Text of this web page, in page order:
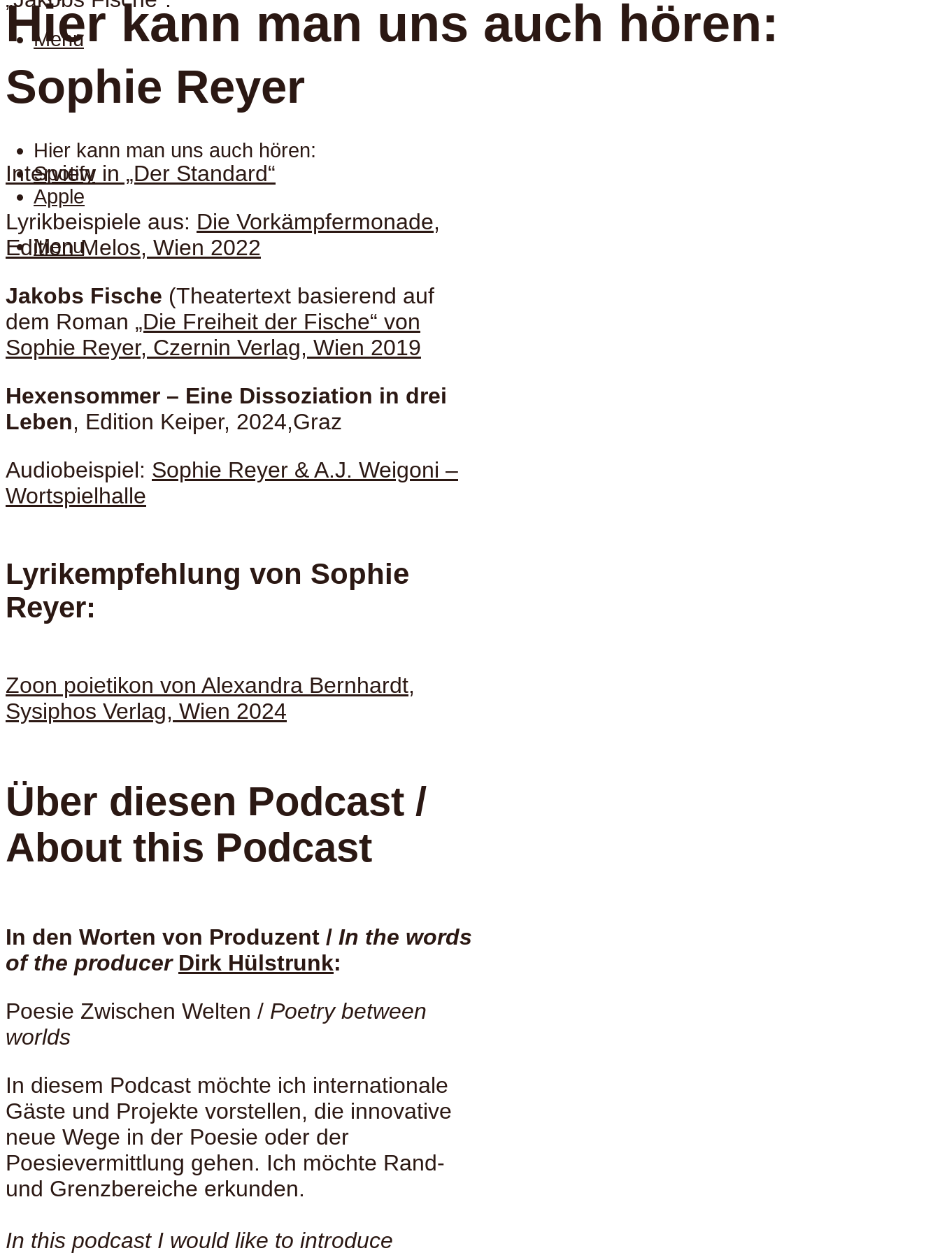
Menu
Hier kann man uns auch hören:
Hier kann man uns auch hören:
Spotify
Apple
Menu
Sophie Reyer
Interview in „Der Standard“
Lyrikbeispiele aus: Die Vorkämpfermonade,
Edition Melos, Wien 2022
Jakobs Fische (Theatertext basierend auf
dem Roman „Die Freiheit der Fische“ von
Sophie Reyer, Czernin Verlag, Wien 2019
Hexensommer – Eine Dissoziation in drei
Leben, Edition Keiper, 2024,Graz
Audiobeispiel: Sophie Reyer & A.J. Weigoni –
Wortspielhalle
Lyrikempfehlung von Sophie
Reyer:
Zoon poietikon von Alexandra Bernhardt,
Sysiphos Verlag, Wien 2024
Über diesen Podcast /
About this Podcast
In den Worten von Produzent / In the words
of the producer Dirk Hülstrunk:
Poesie Zwischen Welten / Poetry between
worlds
In diesem Podcast möchte ich internationale
Gäste und Projekte vorstellen, die innovative
neue Wege in der Poesie oder der
Poesievermittlung gehen. Ich möchte Rand-
und Grenzbereiche erkunden.
In this podcast I would like to introduce